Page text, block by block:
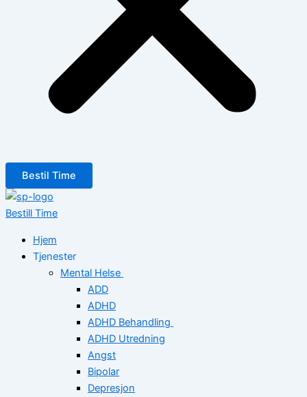
Bestil Time
Bestill Time
Hjem
Tjenester
Mental Helse
ADD
ADHD
ADHD Behandling
ADHD Utredning
Angst
Bipolar
Depresjon